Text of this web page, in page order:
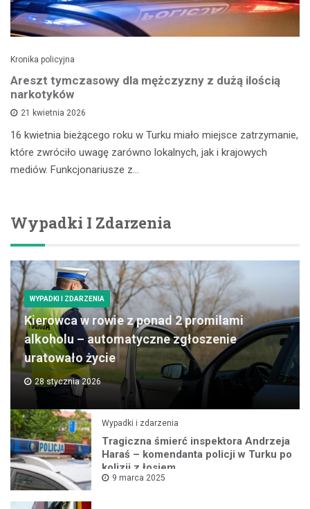
Kronika policyjna
Areszt tymczasowy dla mężczyzny z dużą ilością
narkotyków
21 kwietnia 2026
16 kwietnia bieżącego roku w Turku miało miejsce zatrzymanie,
które zwróciło uwagę zarówno lokalnych, jak i krajowych
mediów. Funkcjonariusze z…
Wypadki I Zdarzenia
WYPADKI I ZDARZENIA
Kierowca w rowie z ponad 2 promilami
alkoholu – automatyczne zgłoszenie
uratowało życie
28 stycznia 2026
Wypadki i zdarzenia
Tragiczna śmierć inspektora Andrzeja
Haraś – komendanta policji w Turku po
kolizji z łosiem
9 marca 2025